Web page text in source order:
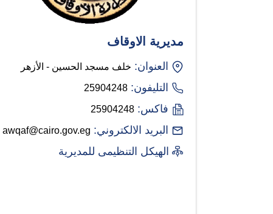
مديرية الاوقاف
العنوان: خلف مسجد الحسين - الأزهر
التليفون: 25904248
فاكس: 25904248
البريد الالكتروني: awqaf@cairo.gov.eg
الهيكل التنظيمى للمديرية